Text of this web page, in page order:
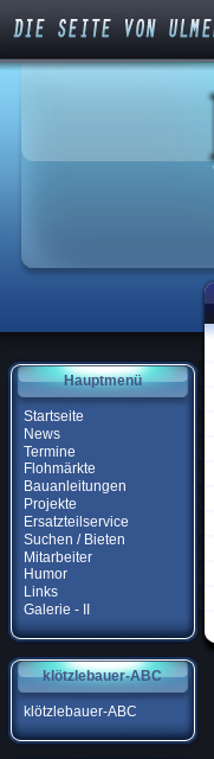
Hauptmenü
Startseite
News
Termine
Flohmärkte
Bauanleitungen
Projekte
Ersatzteilservice
Suchen / Bieten
Mitarbeiter
Humor
Links
Galerie - II
klötzlebauer-ABC
klötzlebauer-ABC